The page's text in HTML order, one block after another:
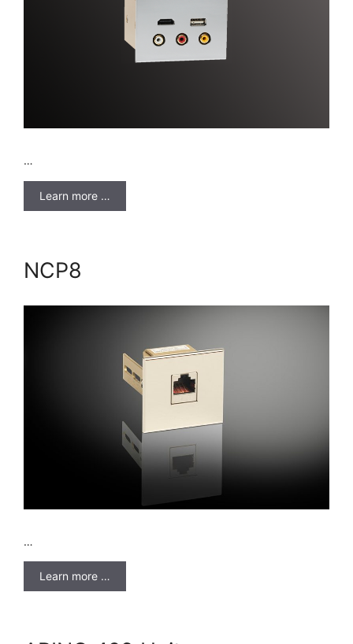
…
Learn more …
NCP8
…
Learn more …